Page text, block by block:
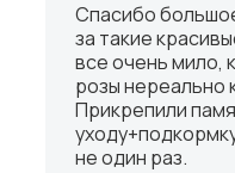
Спасибо
за такие
все очень мило,
розы нереально
Прикрепили
не один раз.